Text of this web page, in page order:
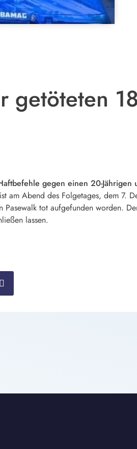
getöteten
gegen einen 20-Jährigen
am Abend des Folgetages, dem 7.
Pasewalk tot aufgefunden worden.
lassen.